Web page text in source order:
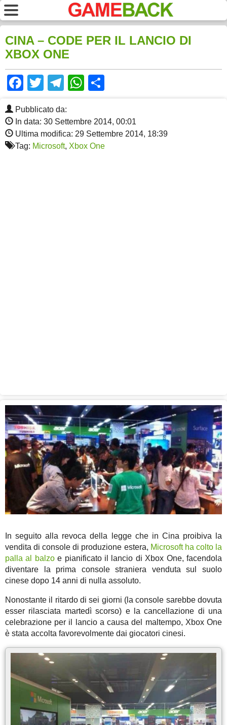
CINA – CODE PER IL LANCIO DI
XBOX ONE
Facebook
TwitterTelegram
WhatsApp
Pubblicato da:
In data: 30 Settembre 2014, 00:01
Ultima modifica: 29 Settembre 2014, 18:39
Tag: Microsoft, Xbox One
In seguito alla revoca della legge che in Cina proibiva la
vendita di console di produzione estera, Microsoft ha colto la
palla al balzoe pianificato il lancio di Xbox One, facendola
diventare la prima console straniera venduta sul suolo
cinese dopo 14 anni di nulla assoluto.
Nonostante il ritardo di sei giorni (la console sarebbe dovuta
esser rilasciata martedì scorso) e la cancellazione di una
celebrazione per il lancio a causa del maltempo, Xbox One
è stata accolta favorevolmente dai giocatori cinesi.